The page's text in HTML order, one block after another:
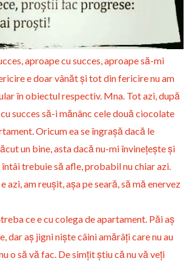
aproape cu succes, aproape să-mi
e doar vânăt și tot din fericire nu am
în obiectul respectiv. Mna. Tot azi, după
succes să-i mănânc cele două ciocolate
Oricum ea se îngrașă dacă le
un bine, asta dacă nu-mi învinețește și
trebuie să afle, probabil nu chiar azi.
azi, am reușit, așa pe seară, să mă enervez
ce e cu colega de apartament. Păi aș
dar aș jigni niște câini amărâți care nu au
o să vă fac. De simțit știu că nu vă veți